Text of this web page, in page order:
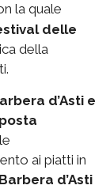
la quale
delle
della
d’Asti e
ai piatti in
Barbera d’Asti